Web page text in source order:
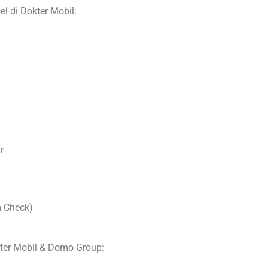
di Dokter Mobil:
Check)
Mobil & Domo Group: